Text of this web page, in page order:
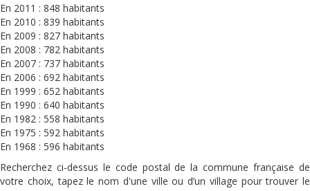
En 2011 : 848 habitants
En 2010 : 839 habitants
En 2009 : 827 habitants
En 2008 : 782 habitants
En 2007 : 737 habitants
En 2006 : 692 habitants
En 1999 : 652 habitants
En 1990 : 640 habitants
En 1982 : 558 habitants
En 1975 : 592 habitants
En 1968 : 596 habitants
Recherchez ci-dessus le code postal de la commune française de
votre choix, tapez le nom d'une ville ou d’un village pour trouver le